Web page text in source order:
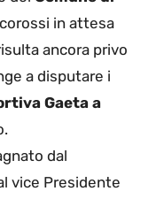
in attesa
ancora privo
a disputare i
Gaeta a
dal
vice Presidente